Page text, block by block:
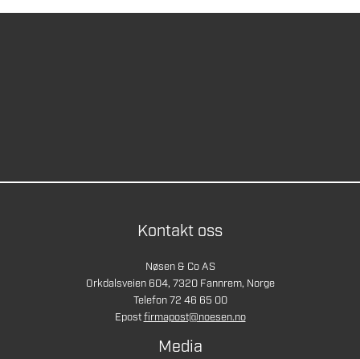
Kontakt oss
Nøsen & Co AS
Orkdalsveien 604, 7320 Fannrem, Norge
Telefon 72 46 65 00
Epostfirmapost@noesen.no
Media